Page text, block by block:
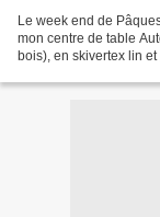
Le week end de
mon centre de table
bois), en skivertex lin